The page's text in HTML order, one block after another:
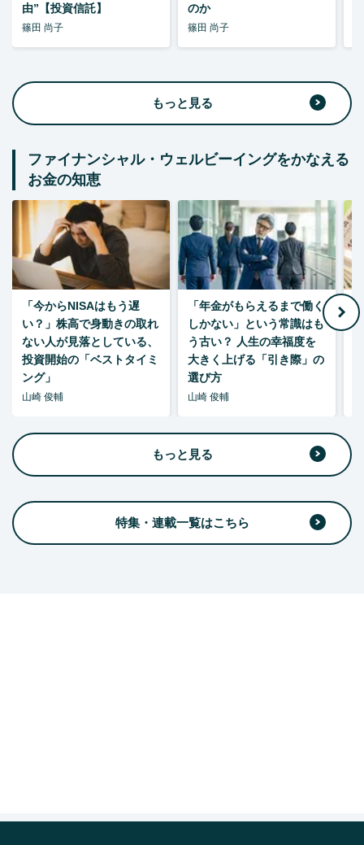
由”【投資信託】
篠田 尚子
のか
篠田 尚子
もっと見る
ファイナンシャル・ウェルビーイングをかなえる
お金の知恵
「今からNISAはもう遅
い？」株高で身動きの取れ
ない人が見落としている、
投資開始の「ベストタイミ
ング」
山崎 俊輔
「年金がもらえるまで働く
しかない」という常識はも
う古い？ 人生の幸福度を
大きく上げる「引き際」の
選び方
山崎 俊輔
もっと見る
特集・連載一覧はこちら